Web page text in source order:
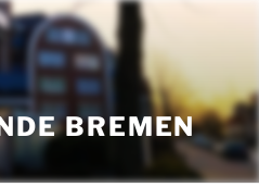
BREMEN